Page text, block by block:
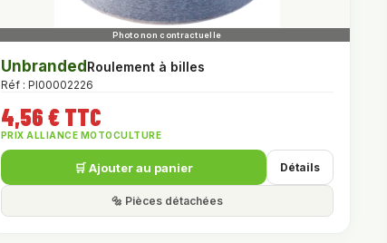
Unbranded Roulement à billes
Réf : PI00002226
4,56 € TTC
PRIX ALLIANCE MOTOCULTURE
🛒 Ajouter au panier Détails
🔩 Pièces détachées